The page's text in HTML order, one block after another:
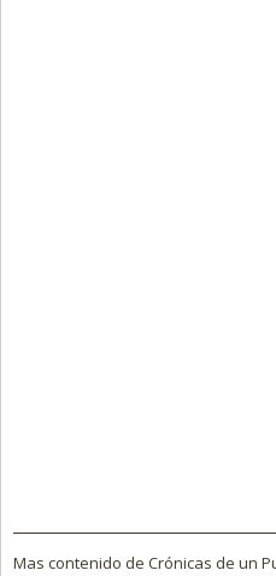
Mas contenido de Crónicas de un